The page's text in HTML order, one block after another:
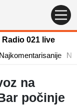
Radio 021 live
Najkomentarisanije
na
počinje